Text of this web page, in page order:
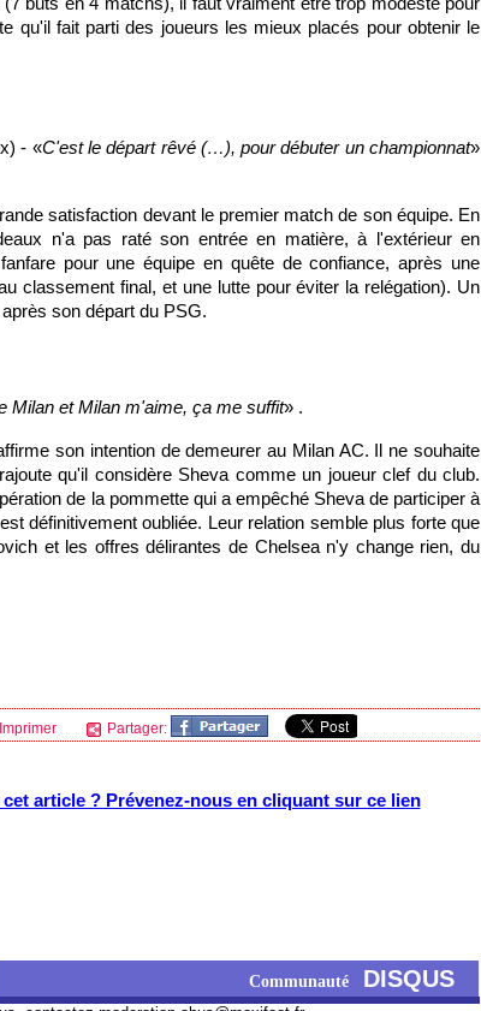
qu'il fait parti des joueurs les mieux placés pour obtenir le
) - «C'est le départ rêvé (…), pour débuter un championnat»
satisfaction devant le premier match de son équipe. En
n'a pas raté son entrée en matière, à l'extérieur en
pour une équipe en quête de confiance, après une
classement final, et une lutte pour éviter la relégation). Un
son départ du PSG.
Milan et Milan m'aime, ça me suffit» .
son intention de demeurer au Milan AC. Il ne souhaite
qu'il considère Sheva comme un joueur clef du club.
de la pommette qui a empêché Sheva de participer à
définitivement oubliée. Leur relation semble plus forte que
et les offres délirantes de Chelsea n'y change rien, du
Imprimer Partager:
article ? Prévenez-nous en cliquant sur ce lien
Communauté DISQUS